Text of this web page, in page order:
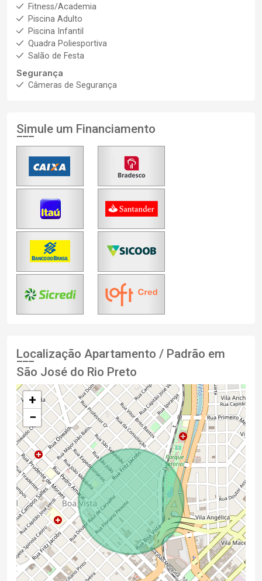
Fitness/Academia
Piscina Adulto
Piscina Infantil
Quadra Poliesportiva
Salão de Festa
Segurança
Câmeras de Segurança
Simule um Financiamento
Localização Apartamento / Padrão em
São José do Rio Preto
+
−